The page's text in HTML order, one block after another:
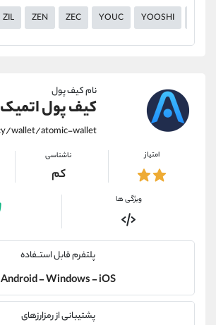
ZIL ZEN ZEC YOUC YOOSHI
نام کیف پول
کیف پول اتمیک
امتیاز ناشناسی
کم
ویژگی ها
پلتفرم قابل استــفاده
Android - Windows - iOS
پشتیبانی از رمزارزهای